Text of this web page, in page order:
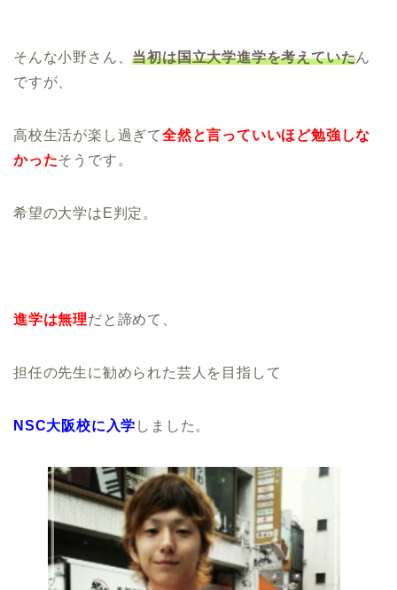
そんな小野さん、当初は国立大学進学を考えていたん
ですが、
高校生活が楽し過ぎて全然と言っていいほど勉強しな
かったそうです。
希望の大学はE判定。
進学は無理だと諦めて、
担任の先生に勧められた芸人を目指して
NSC大阪校に入学 しました。